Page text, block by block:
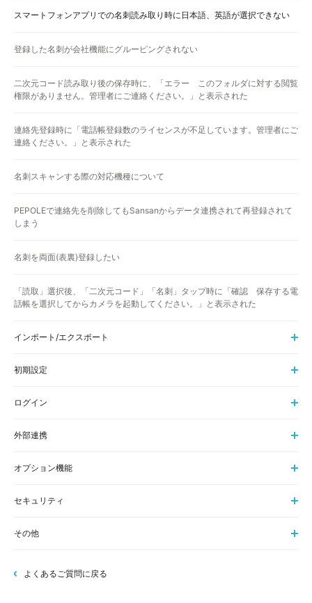
スマートフォンアプリでの名刺読み取り時に日本語、英語が選択できない
登録した名刺が会社機能にグルーピングされない
二次元コード読み取り後の保存時に、「エラー このフォルダに対する閲覧
権限がありません。管理者にご連絡ください。」と表示された
連絡先登録時に「電話帳登録数のライセンスが不足しています。管理者にご
連絡ください。」と表示された
名刺スキャンする際の対応機種について
PEPOLEで連絡先を削除してもSansanからデータ連携されて再登録されて
しまう
名刺を両面(表裏)登録したい
「読取」選択後、「二次元コード」「名刺」タップ時に「確認 保存する電
話帳を選択してからカメラを起動してください。」と表示された
インポート/エクスポート
初期設定
ログイン
外部連携
オプション機能
セキュリティ
その他
よくあるご質問に戻る